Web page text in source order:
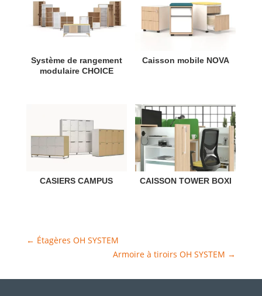
Système de rangement
modulaire CHOICE
Caisson mobile NOVA
CASIERS CAMPUS CAISSON TOWER BOXI
← Étagères OH SYSTEM
Armoire à tiroirs OH SYSTEM →